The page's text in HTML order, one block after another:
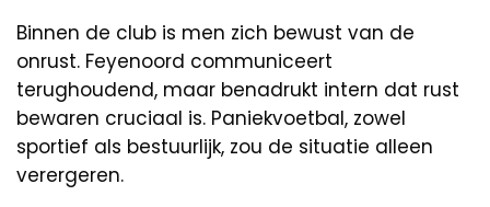
Binnen de club is men zich bewust van de
onrust. Feyenoord communiceert
terughoudend, maar benadrukt intern dat rust
bewaren cruciaal is. Paniekvoetbal, zowel
sportief als bestuurlijk, zou de situatie alleen
verergeren.